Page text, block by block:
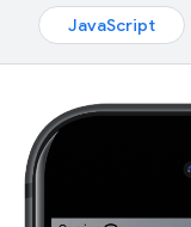
JavaScript